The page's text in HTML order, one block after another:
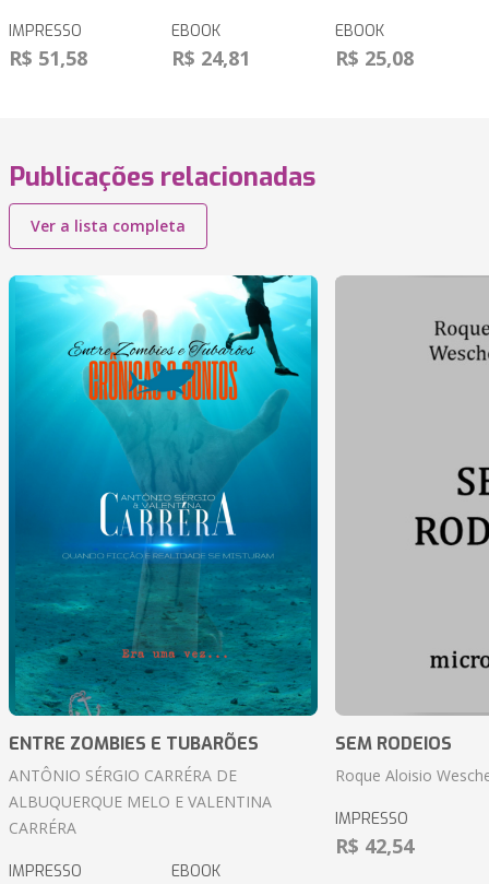
IMPRESSO
R$ 51,58
EBOOK
R$ 24,81
EBOOK
R$ 25,08
Publicações relacionadas
Ver a lista completa
ENTRE ZOMBIES E TUBARÕES
ANTÔNIO SÉRGIO CARRÉRA DE
ALBUQUERQUE MELO E VALENTINA
CARRÉRA
IMPRESSO EBOOK
SEM RODEIOS
Roque Aloisio
IMPRESSO
R$ 42,54